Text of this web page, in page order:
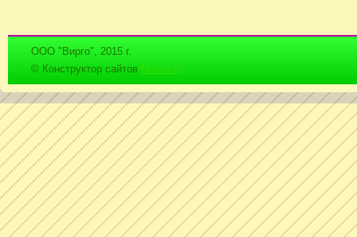
ООО "Вирго", 2015 г.
© Конструктор сайтов Nubex.ru